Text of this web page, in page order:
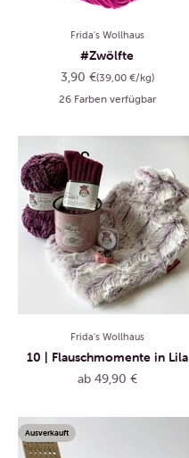
Frida's Wollhaus
#Zwölfte
Angebot
3,90 €(39,00 €/kg)
26 Farben verfügbar
Frida's Wollhaus
10 | Flauschmomente in Lila
Angebot
ab 49,90 €
Ausverkauft